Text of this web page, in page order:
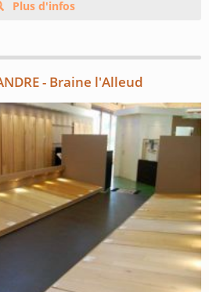
Plus d'infos
- Braine l'Alleud